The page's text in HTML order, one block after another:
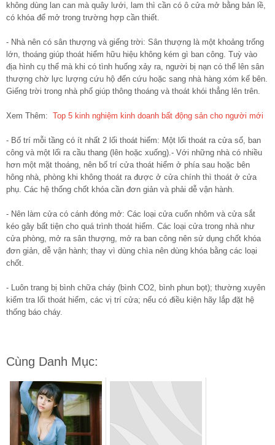
không dùng lan can mà quây lưới, lam thì cần có ô cửa mở bằng bản lề,
có khóa để mở trong trường hợp cần thiết.
- Nhà nên có sân thượng và giếng trời: Sân thượng là một khoảng trống
lớn, thoáng giúp thoát hiểm hữu hiệu không kém gì ban công. Tuỳ vào
địa hình cụ thể mà khi có tình huống xảy ra, người bị nạn có thể lên sân
thượng chờ lực lượng cứu hộ đến cứu hoặc sang nhà hàng xóm kế bên.
Giếng trời trong nhà phố giúp thông thoáng và thoát khói thẳng lên trên.
Xem Thêm: Top 5 kinh nghiệm kinh doanh bất động sản cho người mới
- Bố trí mỗi tầng có ít nhất 2 lối thoát hiểm: Một lối thoát ra cửa sổ, ban
công và một lối ra cầu thang (lên hoặc xuống).- Với những nhà có nhiều
hơn một mặt thoáng, nên bố trí cửa thoát hiểm ở phía sau hoặc bên
hông nhà, phòng khi không thoát ra được ở cửa chính thì thoát ở cửa
phụ. Các hệ thống chốt khóa cần đơn giản và phải dễ vận hành.
- Nên làm cửa có cánh đóng mở: Các loại cửa cuốn nhôm và cửa sắt
kéo gây bất tiện cho quá trình thoát hiểm. Các loại cửa trong nhà như
cửa phòng, mở ra sân thượng, mở ra ban công nên sử dụng chốt khóa
đơn giản, dễ vận hành; thay vì dùng chìa nên dùng khóa bằng các loại
chốt.
- Luôn trang bị bình chữa cháy (bình CO2, bình phun bọt); thường xuyên
kiểm tra lối thoát hiểm, các vị trí cửa; nếu có điều kiện hãy lắp đặt hệ
thống báo cháy.
Cùng Danh Mục: